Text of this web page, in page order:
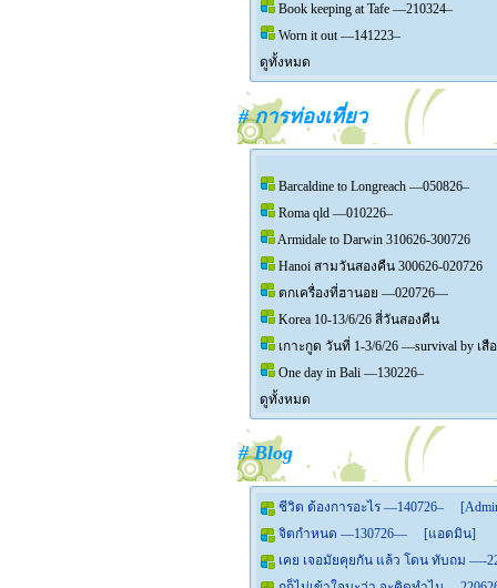
Book keeping at Tafe —210324–
Worn it out —141223–
ดูทั้งหมด
# การท่องเที่ยว
Barcaldine to Longreach —050826–
Roma qld —010226–
Armidale to Darwin 310626-300726
Hanoi สามวันสองคืน 300626-020726
ตกเครื่องที่ฮานอย —020726—
Korea 10-13/6/26 สี่วันสองคืน
เกาะกูด วันที่ 1-3/6/26 —survival by เสื
One day in Bali —130226–
ดูทั้งหมด
# Blog
ชีวิต ต้องการอะไร —140726–
จิตกำหนด —130726—
[แอดมิน]
เคย เจอมัยคุยกัน แล้ว โดน ทับถม —-